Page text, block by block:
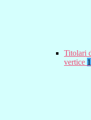
Titolari
vertice 1